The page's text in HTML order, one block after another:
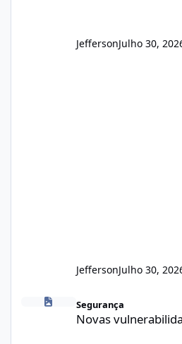
JeffersonJulho 30,
JeffersonJulho 30,
Segurança
Novas